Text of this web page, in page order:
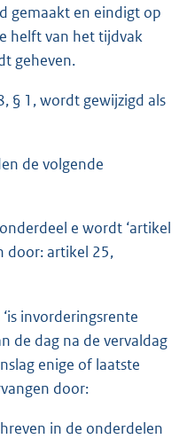
gemaakt en eindigt op
helft van het tijdvak
geheven.
§ 1, wordt gewijzigd als
de volgende
e wordt ‘artikel
door: artikel 25,
invorderingsrente
de dag na de vervaldag
enige of laatste
door:
in de onderdelen